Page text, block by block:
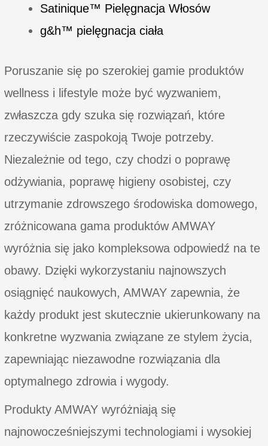
Satinique™ Pielęgnacja Włosów
g&h™ pielęgnacja ciała
Poruszanie się po szerokiej gamie produktów
wellness i lifestyle może być wyzwaniem,
zwłaszcza gdy szuka się rozwiązań, które
rzeczywiście zaspokoją Twoje potrzeby.
Niezależnie od tego, czy chodzi o poprawę
odżywiania, poprawę higieny osobistej, czy
utrzymanie zdrowszego środowiska domowego,
zróżnicowana gama produktów AMWAY
wyróżnia się jako kompleksowa odpowiedź na te
obawy. Dzięki wykorzystaniu najnowszych
osiągnięć naukowych, AMWAY zapewnia, że
każdy produkt jest skutecznie ukierunkowany na
konkretne wyzwania związane ze stylem życia,
zapewniając niezawodne rozwiązania dla
optymalnego zdrowia i wygody.
Produkty AMWAY wyróżniają się
najnowocześniejszymi technologiami i wysokiej